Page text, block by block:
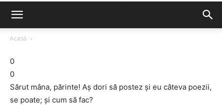
Acasă
0
0
Sărut mâna, părinte! Aș dori să postez și eu câteva poezii,
se poate; și cum să fac?